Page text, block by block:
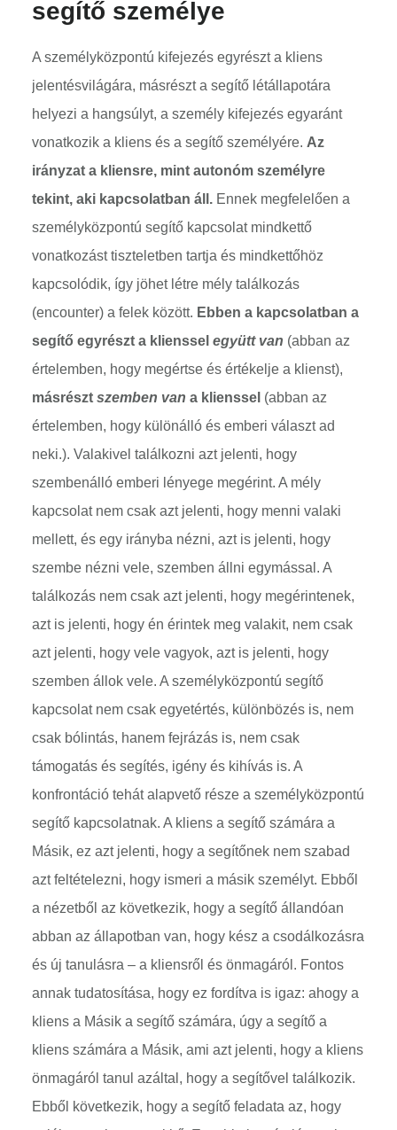
segítő személye
A személyközpontú kifejezés egyrészt a kliens
jelentésvilágára, másrészt a segítő létállapotára
helyezi a hangsúlyt, a személy kifejezés egyaránt
vonatkozik a kliens és a segítő személyére. Az
irányzat a kliensre, mint autonóm személyre
tekint, aki kapcsolatban áll. Ennek megfelelően a
személyközpontú segítő kapcsolat mindkettő
vonatkozást tiszteletben tartja és mindkettőhöz
kapcsolódik, így jöhet létre mély találkozás
(encounter) a felek között. Ebben a kapcsolatban a
segítő egyrészt a klienssel együtt van (abban az
értelemben, hogy megértse és értékelje a klienst),
másrészt szemben van a klienssel (abban az
értelemben, hogy különálló és emberi választ ad
neki.). Valakivel találkozni azt jelenti, hogy
szembenálló emberi lényege megérint. A mély
kapcsolat nem csak azt jelenti, hogy menni valaki
mellett, és egy irányba nézni, azt is jelenti, hogy
szembe nézni vele, szemben állni egymással. A
találkozás nem csak azt jelenti, hogy megérintenek,
azt is jelenti, hogy én érintek meg valakit, nem csak
azt jelenti, hogy vele vagyok, azt is jelenti, hogy
szemben állok vele. A személyközpontú segítő
kapcsolat nem csak egyetértés, különbözés is, nem
csak bólintás, hanem fejrázás is, nem csak
támogatás és segítés, igény és kihívás is. A
konfrontáció tehát alapvető része a személyközpontú
segítő kapcsolatnak. A kliens a segítő számára a
Másik, ez azt jelenti, hogy a segítőnek nem szabad
azt feltételezni, hogy ismeri a másik személyt. Ebből
a nézetből az következik, hogy a segítő állandóan
abban az állapotban van, hogy kész a csodálkozásra
és új tanulásra – a kliensről és önmagáról. Fontos
annak tudatosítása, hogy ez fordítva is igaz: ahogy a
kliens a Másik a segítő számára, úgy a segítő a
kliens számára a Másik, ami azt jelenti, hogy a kliens
önmagáról tanul azáltal, hogy a segítővel találkozik.
Ebből következik, hogy a segítő feladata az, hogy